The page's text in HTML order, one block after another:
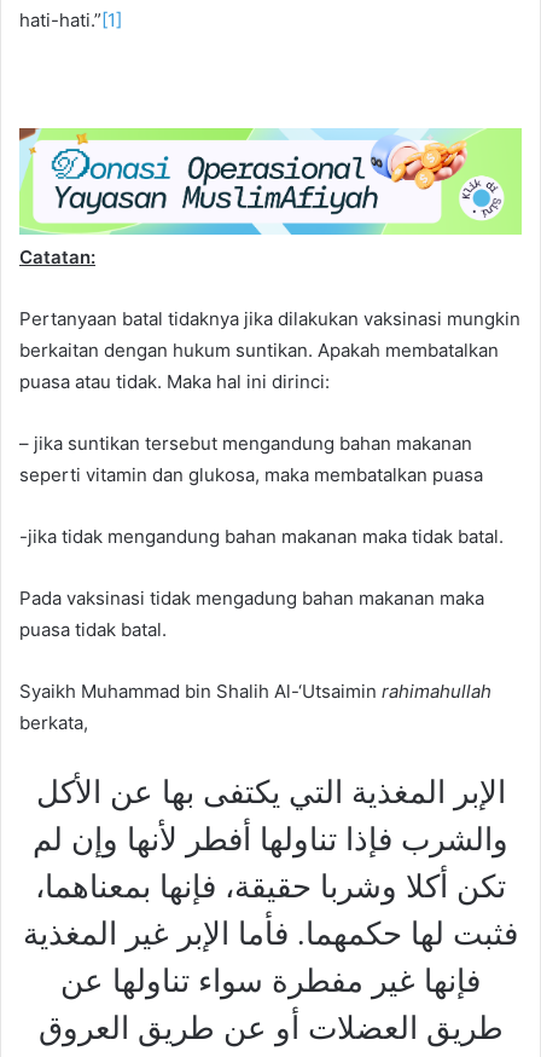
hati-hati.”[1]
Catatan:
Pertanyaan batal tidaknya jika dilakukan vaksinasi mungkin
berkaitan dengan hukum suntikan. Apakah membatalkan
puasa atau tidak. Maka hal ini dirinci:
– jika suntikan tersebut mengandung bahan makanan
seperti vitamin dan glukosa, maka membatalkan puasa
-jika tidak mengandung bahan makanan maka tidak batal.
Pada vaksinasi tidak mengadung bahan makanan maka
puasa tidak batal.
Syaikh Muhammad bin Shalih Al-‘Utsaimin rahimahullah
berkata,
الإبر المغذية التي يكتفى بها عن الأكل
والشرب فإذا تناولها أفطر لأنها وإن لم
تكن أكلا وشربا حقيقة، فإنها بمعناهما،
فثبت لها حكمهما. فأما الإبر غير المغذية
فإنها غير مفطرة سواء تناولها عن
طريق العضلات أو عن طريق العروق